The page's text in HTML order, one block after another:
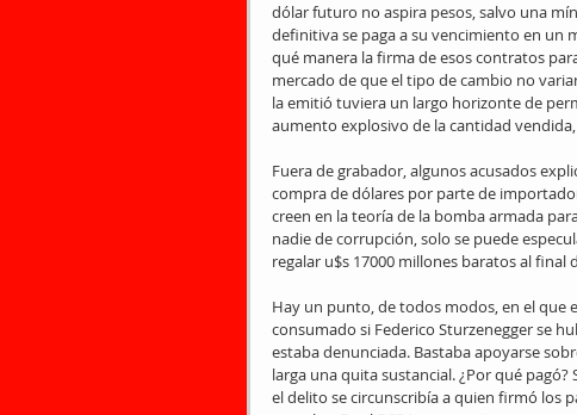
dólar futuro no aspira pesos, salvo una
definitiva se paga a su vencimiento en un
qué manera la firma de esos contratos
mercado de que el tipo de cambio no
la emitió tuviera un largo horizonte de
aumento explosivo de la cantidad
Fuera de grabador, algunos acusados
compra de dólares por parte de
creen en la teoría de la bomba armada
nadie de corrupción, solo se puede
regalar u$s 17000 millones baratos al final
Hay un punto, de todos modos, en el que
consumado si Federico Sturzenegger se
estaba denunciada. Bastaba apoyarse
larga una quita sustancial. ¿Por qué
el delito se circunscribía a quien firmó los